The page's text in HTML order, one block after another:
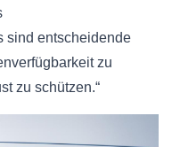
sind entscheidende
zu
zu schützen.“